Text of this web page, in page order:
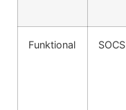
Funktional SOCS